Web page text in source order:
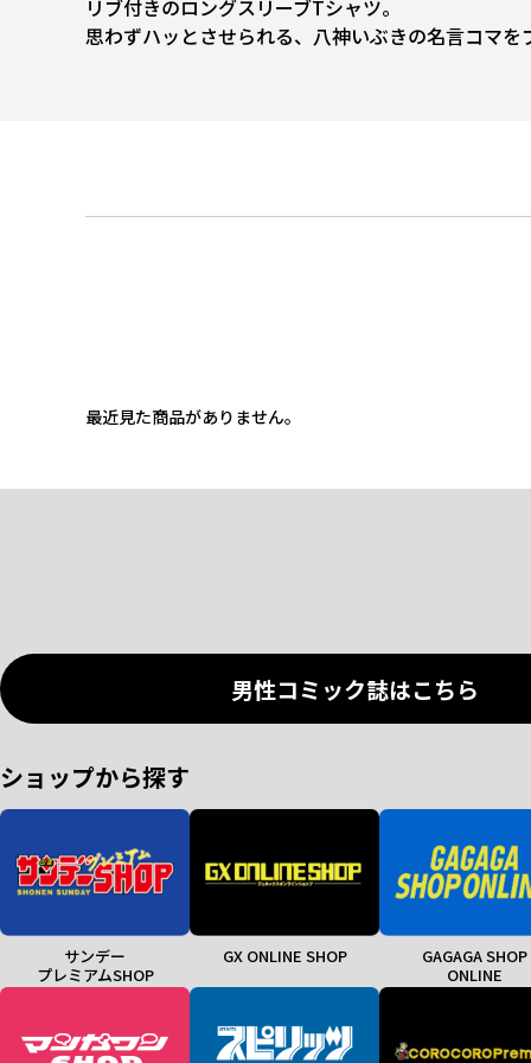
リブ付きのロングスリーブTシャツ。
思わずハッとさせられる、八神いぶきの名言コマを
最近見た商品がありません。
男性コミック誌はこちら
ショップから探す
サンデー
プレミアムSHOP
GX ONLINE SHOP
GAGAGA SHOP
ONLINE